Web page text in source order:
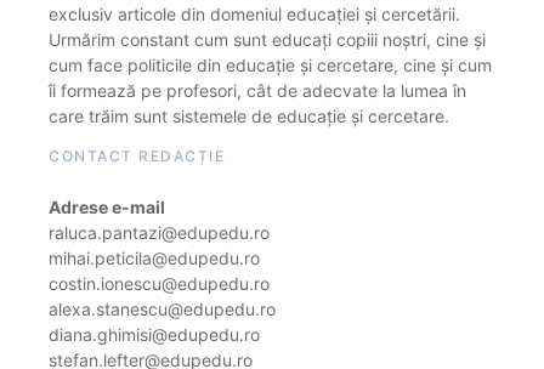
exclusiv articole din domeniul educației și cercetării.
Urmărim constant cum sunt educați copiii noștri, cine și
cum face politicile din educație și cercetare, cine și cum
îi formează pe profesori, cât de adecvate la lumea în
care trăim sunt sistemele de educație și cercetare.
CONTACT REDACȚIE
Adrese e-mail
raluca.pantazi@edupedu.ro
mihai.peticila@edupedu.ro
costin.ionescu@edupedu.ro
alexa.stanescu@edupedu.ro
diana.ghimisi@edupedu.ro
stefan.lefter@edupedu.ro